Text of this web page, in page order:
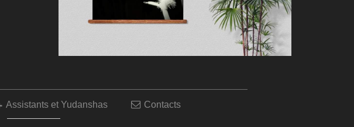
Assistants et Yudanshas Contacts